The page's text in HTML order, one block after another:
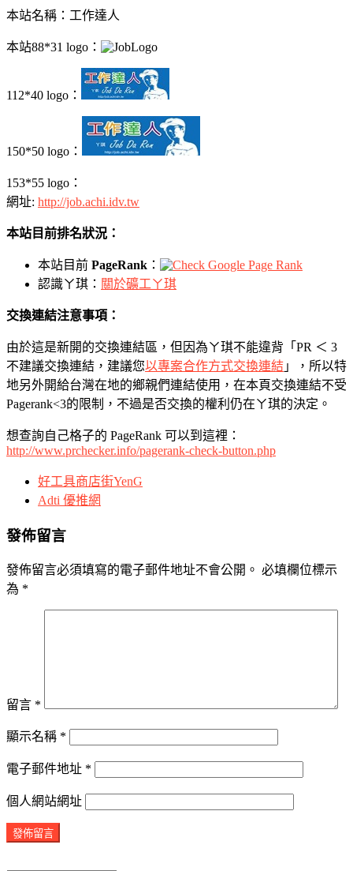
本站名稱：工作達人
本站88*31 logo：
112*40 logo：
150*50 logo：
153*55 logo：
網址: http://job.achi.idv.tw
本站目前排名狀況：
本站目前 PageRank ：
認識ㄚ琪： 關於礦工ㄚ琪
交換連結注意事項：
由於這是新開的交換連結區，但因為ㄚ琪不能違背「PR ＜ 3
不建議交換連結，建議您以專案合作方式交換連結 」，所以特
地另外開給台灣在地的鄉親們連結使用，在本頁交換連結不受
Pagerank<3的限制，不過是否交換的權利仍在ㄚ琪的決定。
想查詢自己格子的 PageRank 可以到這裡：
http://www.prchecker.info/pagerank-check-button.php
好工具商店街YenG
Adti 優推網
2014-
11-
發佈留言
發佈留言必須填寫的電子郵件地址不會公開。 必填欄位標示
為 *
留言 *
顯示名稱 *
電子郵件地址 *
個人網站網址